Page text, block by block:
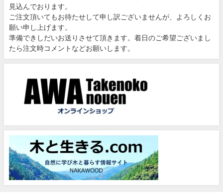
見込んでおります。
ご注文頂いてもお待たせして申し訳ございませんが、よろしくお
願い申し上げます。
準備できしだいお送りさせて頂きます。着日のご希望ございまし
たら注文時コメントなどお願いします。